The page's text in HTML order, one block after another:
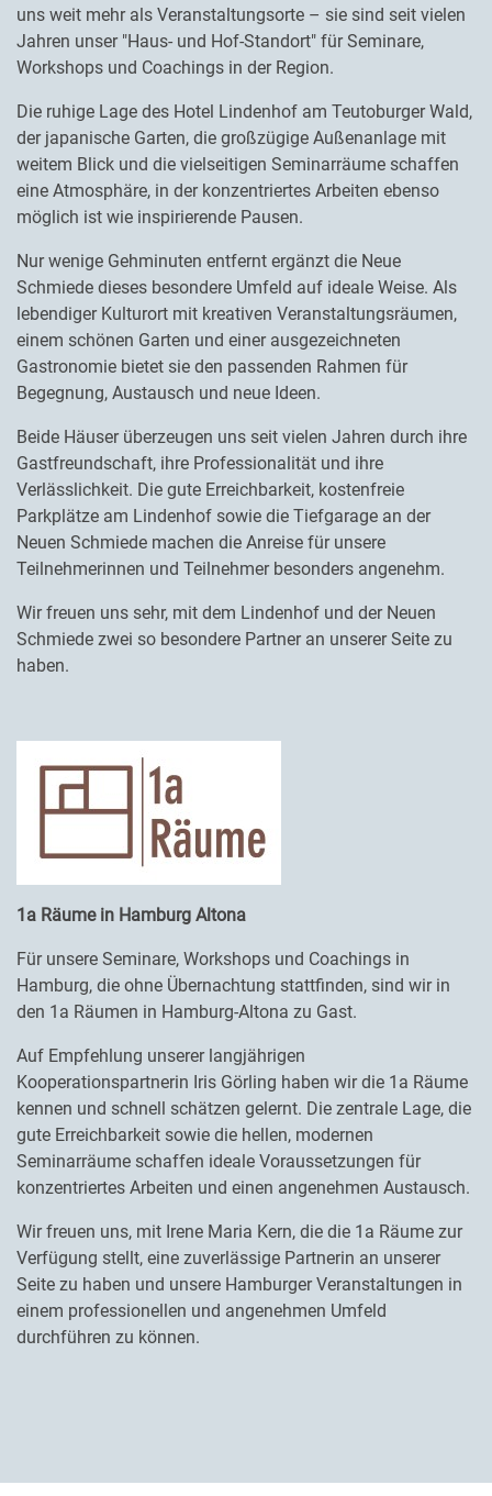
uns weit mehr als Veranstaltungsorte – sie sind seit vielen
Jahren unser "Haus- und Hof-Standort" für Seminare,
Workshops und Coachings in der Region.
Die ruhige Lage des Hotel Lindenhof am Teutoburger Wald,
der japanische Garten, die großzügige Außenanlage mit
weitem Blick und die vielseitigen Seminarräume schaffen
eine Atmosphäre, in der konzentriertes Arbeiten ebenso
möglich ist wie inspirierende Pausen.
Nur wenige Gehminuten entfernt ergänzt die Neue
Schmiede dieses besondere Umfeld auf ideale Weise. Als
lebendiger Kulturort mit kreativen Veranstaltungsräumen,
einem schönen Garten und einer ausgezeichneten
Gastronomie bietet sie den passenden Rahmen für
Begegnung, Austausch und neue Ideen.
Beide Häuser überzeugen uns seit vielen Jahren durch ihre
Gastfreundschaft, ihre Professionalität und ihre
Verlässlichkeit. Die gute Erreichbarkeit, kostenfreie
Parkplätze am Lindenhof sowie die Tiefgarage an der
Neuen Schmiede machen die Anreise für unsere
Teilnehmerinnen und Teilnehmer besonders angenehm.
Wir freuen uns sehr, mit dem Lindenhof und der Neuen
Schmiede zwei so besondere Partner an unserer Seite zu
haben.
1a Räume in Hamburg Altona
Für unsere Seminare, Workshops und Coachings in
Hamburg, die ohne Übernachtung stattfinden, sind wir in
den 1a Räumen in Hamburg-Altona zu Gast.
Auf Empfehlung unserer langjährigen
Kooperationspartnerin Iris Görling haben wir die 1a Räume
kennen und schnell schätzen gelernt. Die zentrale Lage, die
gute Erreichbarkeit sowie die hellen, modernen
Seminarräume schaffen ideale Voraussetzungen für
konzentriertes Arbeiten und einen angenehmen Austausch.
Wir freuen uns, mit Irene Maria Kern, die die 1a Räume zur
Verfügung stellt, eine zuverlässige Partnerin an unserer
Seite zu haben und unsere Hamburger Veranstaltungen in
einem professionellen und angenehmen Umfeld
durchführen zu können.